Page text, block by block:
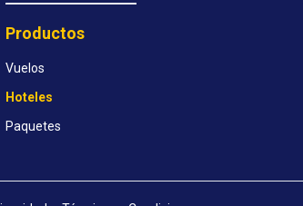
Productos
Vuelos
Hoteles
Paquetes